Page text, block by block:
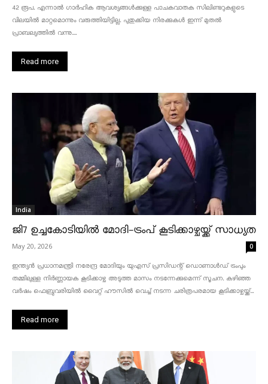
42 രൂപ. എന്നാൽ ഗാർഹിക ആവശ്യങ്ങൾക്കുള്ള പാചകവാതക സിലിണ്ടറുകളുടെ
വിലയിൽ മാറ്റമൊന്നും വരുത്തിയിട്ടില്ല. പുതുക്കിയ നിരക്കുകൾ ഇന്ന് മുതൽ
പ്രാബല്യത്തിൽ വന്നു....
Read more
India
ജി7 ഉച്ചകോടിയിൽ മോദി-ട്രംപ് കൂടിക്കാഴ്ചയ്ക്ക് സാധ്യത
May 20, 2026 0
ഇന്ത്യൻ പ്രധാനമന്ത്രി നരേന്ദ്ര മോദിയും യുഎസ് പ്രസിഡന്റ് ഡൊണാൾഡ് ട്രംപും
തമ്മിലുള്ള നിർണ്ണായക കൂടിക്കാഴ്ച അടുത്ത മാസം നടന്നേക്കുമെന്ന് സൂചന. കഴിഞ്ഞ
വർഷം ഫെബ്രുവരിയിൽ വൈറ്റ് ഹൗസിൽ വെച്ച് നടന്ന ചരിത്രപരമായ കൂടിക്കാഴ്ചയ്ക്ക്...
Read more